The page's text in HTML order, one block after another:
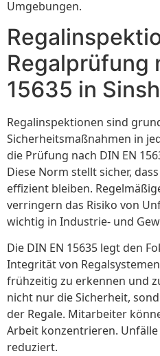
Umgebungen.
Regalprüfung
15635 in
Regalinspektionen sind
Sicherheitsmaßnahmen in
die Prüfung nach DIN EN
Diese Norm stellt sicher,
effizient bleiben.
verringern das Risiko von
wichtig in Industrie- und
Die DIN EN 15635 legt den
Integrität von
frühzeitig zu erkennen und
nicht nur die Sicherheit,
der Regale. Mitarbeiter
Arbeit konzentrieren.
reduziert.